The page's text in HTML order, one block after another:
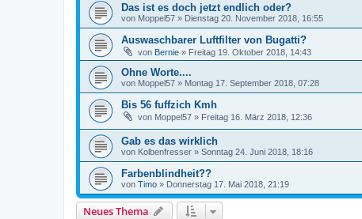
Das ist es doch jetzt endlich oder?
von Moppel57 » Dienstag 20. November 2018, 16:55
Auswaschbarer Luftfilter von Bugatti?
von Bernie » Freitag 19. Oktober 2018, 14:43
Ohne Worte....
von Moppel57 » Montag 17. September 2018, 07:28
Bis 56 fuffzich Kmh
von Moppel57 » Freitag 16. März 2018, 12:36
Gab es das wirklich
von Kolbenfresser » Sonntag 24. Juni 2018, 18:16
Farbenblindheit??
von Timo » Donnerstag 17. Mai 2018, 21:19
Neues Thema